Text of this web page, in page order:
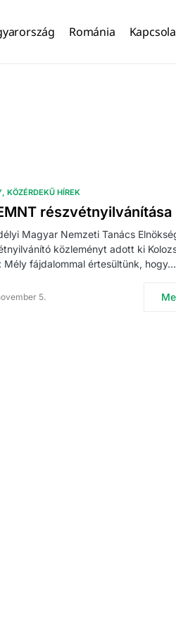
Románia
KÖZÉRDEKŰ HÍREK
részvétnyilvánítása
Magyar Nemzeti Tanács
közleményt adott ki
Mély fájdalommal értesültünk, hogy…
5.